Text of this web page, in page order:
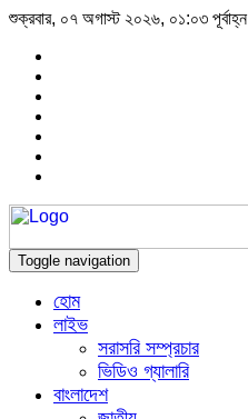
শুক্রবার, ০৭ অগাস্ট ২০২৬, ০১:০৩ পূর্বাহ্ন
Toggle navigation
হোম
লাইভ
সরাসরি সম্প্রচার
ভিডিও গ্যালারি
বাংলাদেশ